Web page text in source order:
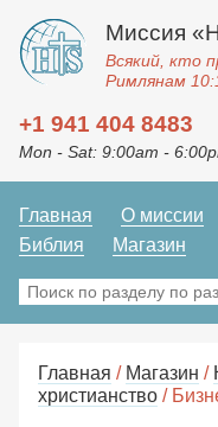
Миссия
Всякий, кто
Римлянам
+1 941 404 8483
Mon - Sat: 9:00am -
Главная О миссии
Библия
Магазин
Главная / Магазин /
христианство /